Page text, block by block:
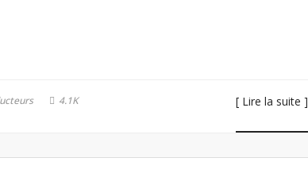
4.1K [ Lire la suite ]